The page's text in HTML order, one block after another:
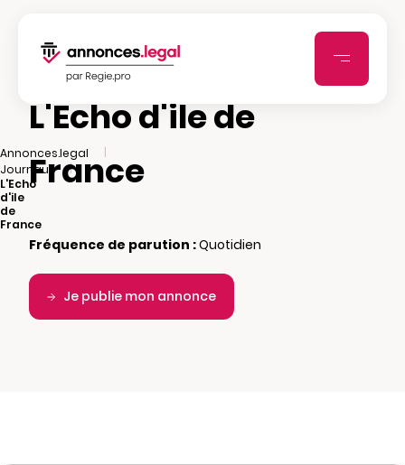
Annonces.legal
|
Journaux
|
L'Echo
d'ile
de
France
L'Echo d'ile de
France
Fréquence de parution :Quotidien
Je publie mon annonce